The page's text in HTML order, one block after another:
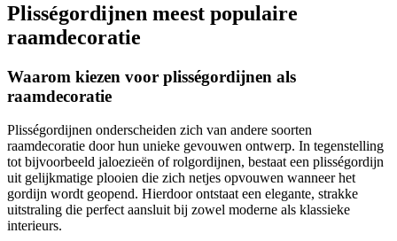
Plisségordijnen meest populaire
raamdecoratie
Waarom kiezen voor plisségordijnen als
raamdecoratie
Plisségordijnen onderscheiden zich van andere soorten
raamdecoratie door hun unieke gevouwen ontwerp. In tegenstelling
tot bijvoorbeeld jaloezieën of rolgordijnen, bestaat een plisségordijn
uit gelijkmatige plooien die zich netjes opvouwen wanneer het
gordijn wordt geopend. Hierdoor ontstaat een elegante, strakke
uitstraling die perfect aansluit bij zowel moderne als klassieke
interieurs.